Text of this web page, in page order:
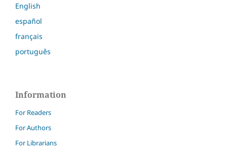
English
español
français
português
Information
For Readers
For Authors
For Librarians